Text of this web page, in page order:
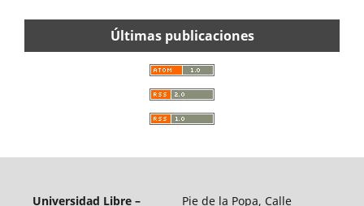
Últimas publicaciones
Universidad Libre – Pie de la Popa, Calle